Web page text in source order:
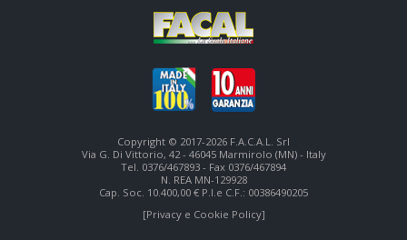
Copyright © 2017-2026 F.A.C.A.L. Srl
Via G. Di Vittorio, 42 - 46045 Marmirolo (MN) - Italy
Tel. 0376/467893 - Fax 0376/467894
N. REA MN-129928
Cap. Soc. 10.400,00 € P.I.e C.F.: 00386490205
[Privacy e Cookie Policy]